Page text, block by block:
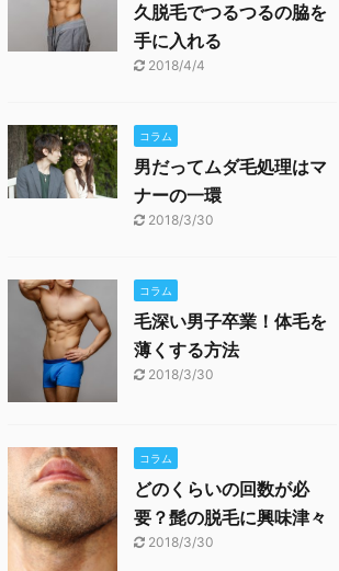
久脱毛でつるつるの脇を
手に入れる
2018/4/4
コラム
男だってムダ毛処理はマ
ナーの一環
2018/3/30
コラム
毛深い男子卒業！体毛を
薄くする方法
2018/3/30
コラム
どのくらいの回数が必
要？髭の脱毛に興味津々
2018/3/30